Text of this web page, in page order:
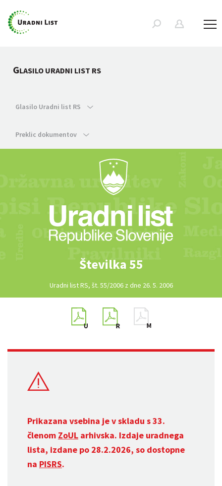
GLASILO URADNI LIST RS
Glasilo Uradni list RS
Preklic dokumentov
Številka 55
Uradni list RS, št. 55/2006 z dne 26. 5. 2006
Prikazana vsebina je v skladu s 33.
členom ZoUL arhivska. Izdaje uradnega
lista, izdane po 28.2.2026, so dostopne
na PISRS.